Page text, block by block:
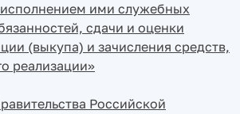
ими служебных
сдачи и оценки
(выкупа) и зачисления средств,
реализации»
Российской